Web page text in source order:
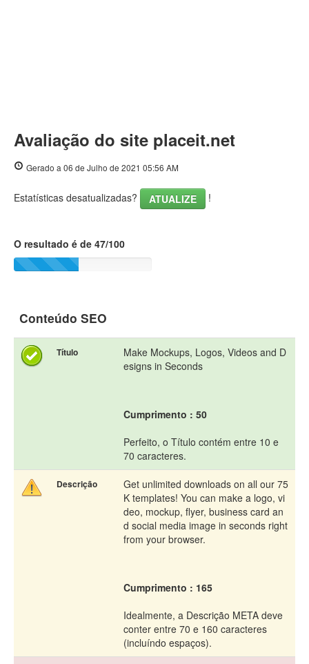
Avaliação do site placeit.net
Gerado a 06 de Julho de 2021 05:56 AM
Estatísticas desatualizadas? ATUALIZE !
O resultado é de 47/100
Conteúdo SEO
Título
Make Mockups, Logos, Videos and D
esigns in Seconds
Cumprimento : 50
Perfeito, o Título contém entre 10 e
70 caracteres.
Descrição
Get unlimited downloads on all our 75
K templates! You can make a logo, vi
deo, mockup, flyer, business card an
d social media image in seconds right
from your browser.
Cumprimento : 165
Idealmente, a Descrição META deve
conter entre 70 e 160 caracteres
(incluíndo espaços).